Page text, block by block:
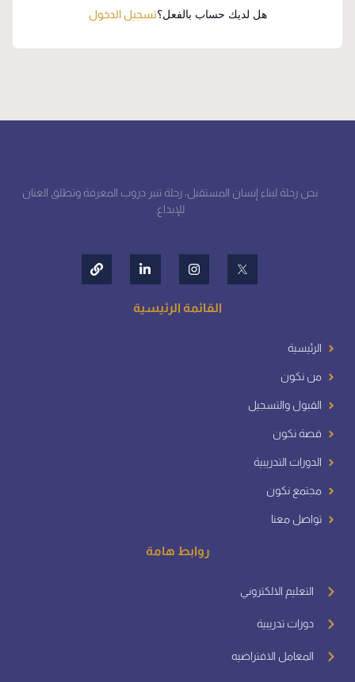
هل لديك حساب بالفعل؟تسجيل الدخول
نحن رحلة لبناء إنسان المستقبل، رحلة تنير دروب المعرفة وتطلق العنان
للإبداع.
القائمة الرئيسية
الرئيسية
من نكون
القبول والتسجيل
قصة نكون
الدورات التدريبية
مجتمع نكون
تواصل معنا
روابط هامة
التعليم الالكتروني
دورات تدريبية
المعامل الافتراضيه